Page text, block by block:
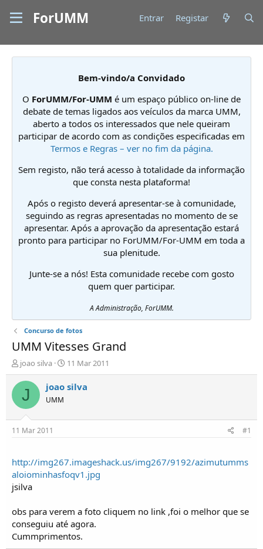
ForUMM Entrar Registar
Bem-vindo/a Convidado
O ForUMM/For-UMM é um espaço público on-line de
debate de temas ligados aos veículos da marca UMM,
aberto a todos os interessados que nele queiram
participar de acordo com as condições especificadas em
Termos e Regras – ver no fim da página.
Sem registo, não terá acesso à totalidade da informação
que consta nesta plataforma!
Após o registo deverá apresentar-se à comunidade,
seguindo as regras apresentadas no momento de se
apresentar. Após a aprovação da apresentação estará
pronto para participar no ForUMM/For-UMM em toda a
sua plenitude.
Junte-se a nós! Esta comunidade recebe com gosto
quem quer participar.
A Administração, ForUMM.
Concurso de fotos
UMM Vitesses Grand
I
n
i
i
d
o
d
e
T
ó
i
c
s
joao silva
D
a
t
c
i
o
11 Mar 2011
J joao silva
UMM
11 Mar 2011 #1
http://img267.imageshack.us/img267/9192/azimutumms
aloiominhasfoqv1.jpg
jsilva
obs para verem a foto cliquem no link ,foi o melhor que se
conseguiu até agora.
Cummprimentos.